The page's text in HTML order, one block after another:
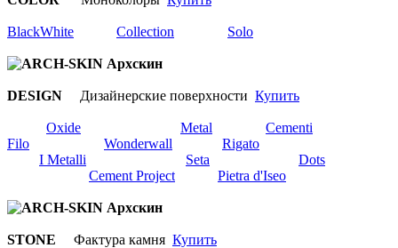
BlackWhite Collection Solo
DESIGN Дизайнерские поверхности Купить
Oxide Metal
Cementi
Filo
Wonderwall
Rigato
I Metalli
Seta
Dots
Cement Project
Pietra d'Iseo
STONE Фактура камня Купить